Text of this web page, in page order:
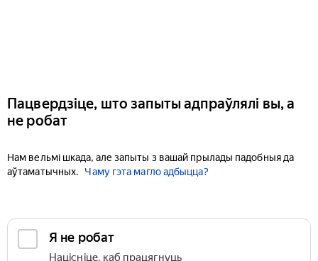
Пацвердзіце, што запыты адпраўлялі вы, а
не робат
Нам вельмі шкада, але запыты з вашай прылады падобныя да
аўтаматычных.
Чаму гэта магло адбыцца?
Я не робат
Націсніце, каб працягнуць